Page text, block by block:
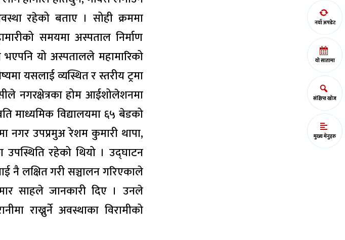
नयाँ अपडेट
यो सातामा
संक्षिप्त खोज
मुख्य मेनुहरु
रहेको बताए । सोही क्रममा
समयमा अस्पताल निर्माण
यो अस्पतालले महामारिको
यसलाई व्यस्थित र स्तरीय ट्रमा
नगरक्षेत्रका होम आईशोलेशनमा
माध्यमिक विद्यालयमा ६५ बेडको
नगर उपप्रमुअ रेशम कुमारी थापा,
उपस्थिति रहेको थियो । उद्घाटन
नै लक्षित गरी सञ्चालन गरिएकाले
साहले जानकारी दिए । उनले
राख्नुर्ने अवस्थाका विरामीको